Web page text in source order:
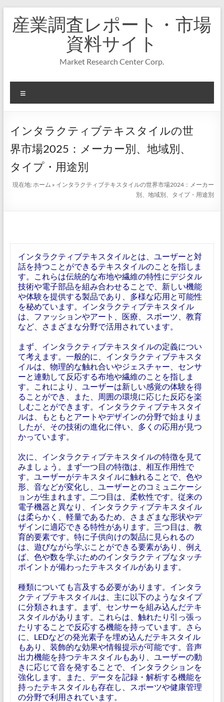
キ
プ
産業調査レポート・市場
資料サイト
Market Research Center Corp.
ニ
ー
インタラクティブテキスタイルの世
界市場2025：メーカー別、地域別、
タイプ・用途別
現在地:ホーム » インタラクティブテキスタイルの世界市場2024：メーカー
別、地域別、タイプ・用途別
インタラクティブテキスタイルとは、ユーザーと対
話を持つことができるテキスタイルのことを指しま
す。これらは伝統的な布地や繊維の特性にデジタル
技術や電子部品を組み合わせることで、新しい機能
や体験を提供する製品であり、多様な応用と可能性
を秘めています。インタラクティブテキスタイル
は、ファッションやアート、医療、スポーツ、教育
など、さまざまな分野で活用されています。
まず、インタラクティブテキスタイルの定義につい
て考えます。一般的に、インタラクティブテキスタ
イルは、物理的な触れ合いやジェスチャー、センサ
ーと連動して反応する布地や繊維のことを指しま
す。これにより、ユーザーは新しい感覚の体験を得
ることができ、また、周囲の環境に応じた反応を楽
しむことができます。インタラクティブテキスタイ
ルは、もともとアートやデザインの分野で始まりま
したが、その技術の進化に伴い、多くの応用が見つ
かっています。
次に、インタラクティブテキスタイルの特徴を見て
みましょう。まず一つ目の特徴は、相互作用性で
す。ユーザーがテキスタイルに触れることで、色や
形、音などが変化し、ユーザーとのコミュニケーシ
ョンが生まれます。二つ目は、柔軟性です。従来の
電子機器と異なり、インタラクティブテキスタイル
は柔らかく、軽量であるため、さまざまな形状やデ
ザインに適応できる特性があります。三つ目は、教
育的要素です。特に子供向けの製品に見られるの
は、遊びながら学ぶことができる要素があり、例え
ば、色や数を学ぶためのインタラクティブなタッチ
ポイントが備わったテキスタイルがあります。
種類についても言及する必要があります。インタラ
クティブテキスタイルは、主に以下のようなタイプ
に分類されます。まず、センサーを組み込んだテキ
スタイルがあります。これらは、触れたり引っ張っ
たりすることで反応する機能を持っています。さら
に、LEDなどの発光素子を埋め込んだテキスタイル
もあり、装飾的な効果や情報提示が可能です。音声
出力機能を持つテキスタイルもあり、ユーザーの動
きに応じて音を発することで、インタラクションを
強化します。また、データを記録・解析する機能を
持ったテキスタイルも存在し、スポーツや健康管理
の分野で利用されています。